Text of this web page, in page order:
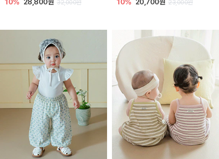
10% 28,800원 32,000원 10% 20,700원 23,000원